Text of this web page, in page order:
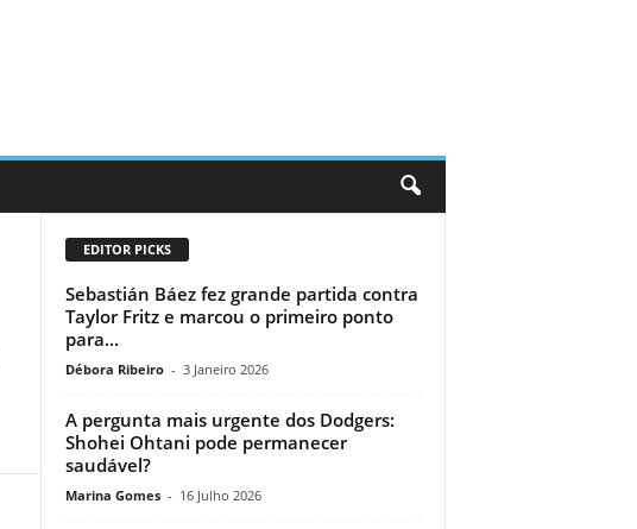
EDITOR PICKS
Sebastián Báez fez grande partida contra
Taylor Fritz e marcou o primeiro ponto
para...
Débora Ribeiro - 3 Janeiro 2026
A pergunta mais urgente dos Dodgers:
Shohei Ohtani pode permanecer
saudável?
Marina Gomes - 16 Julho 2026